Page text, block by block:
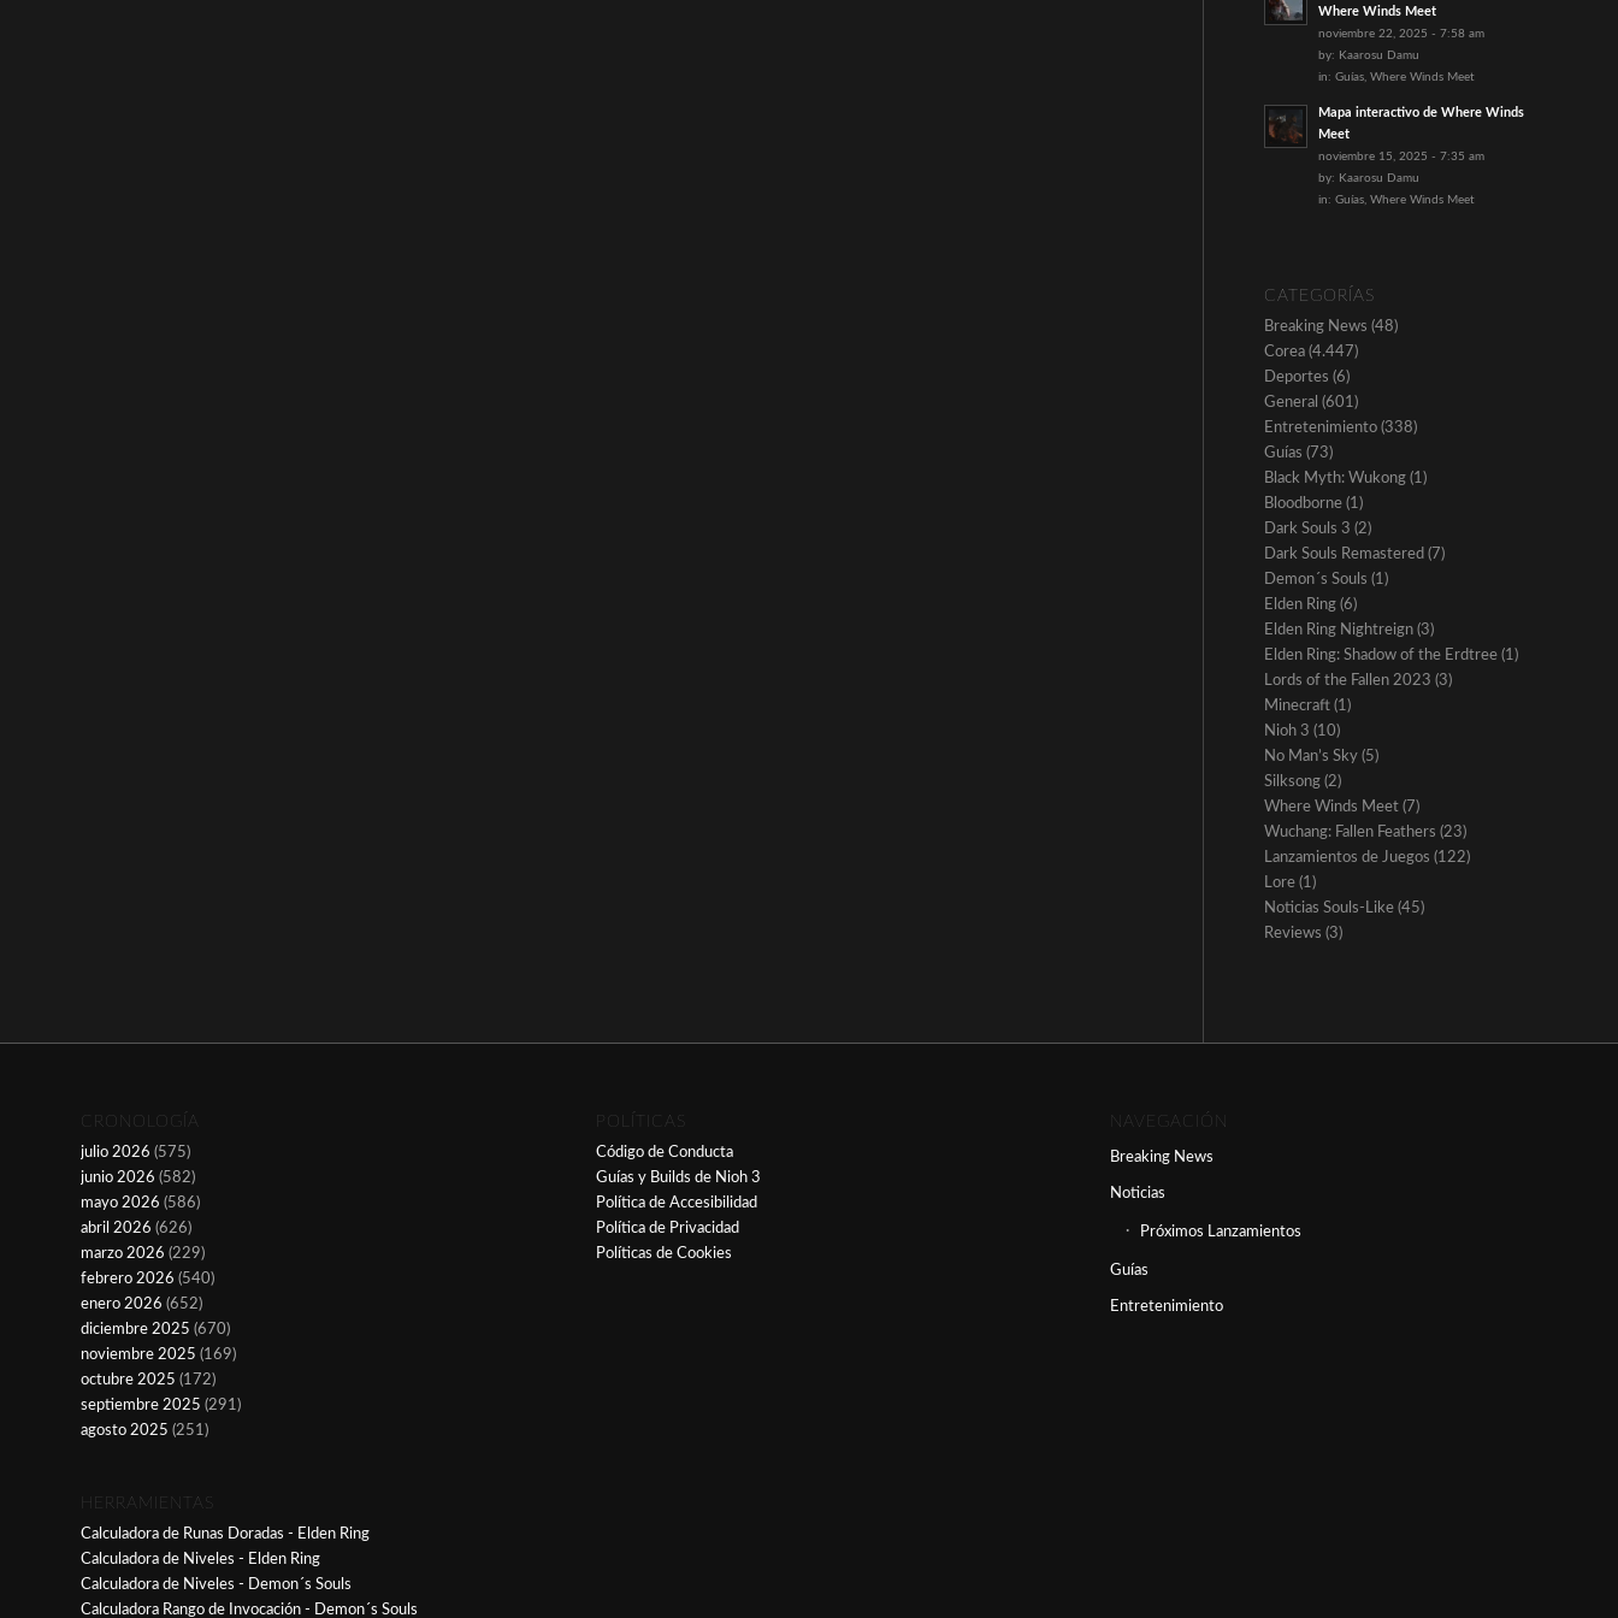
Where Winds Meet
noviembre 22, 2025 - 7:58 am
by: Kaarosu Damu
in: Guías, Where Winds Meet
Mapa interactivo de Where Winds
Meet
noviembre 15, 2025 - 7:35 am
by: Kaarosu Damu
in: Guías, Where Winds Meet
CATEGORÍAS
Breaking News (48)
Corea(4.447)
Deportes (6)
General (601)
Entretenimiento(338)
Guías (73)
Black Myth: Wukong(1)
Bloodborne(1)
Dark Souls 3 (2)
Dark Souls Remastered (7)
Demon´s Souls (1)
Elden Ring(6)
Elden Ring Nightreign(3)
Elden Ring: Shadow of the Erdtree(1)
Lords of the Fallen 2023 (3)
Minecraft(1)
Nioh 3 (10)
No Man’s Sky(5)
Silksong(2)
Where Winds Meet(7)
Wuchang: Fallen Feathers (23)
Lanzamientos de Juegos (122)
Lore(1)
Noticias Souls-Like(45)
Reviews (3)
CRONOLOGÍA
julio 2026 (575)
junio 2026 (582)
mayo 2026 (586)
abril 2026 (626)
marzo 2026 (229)
febrero 2026 (540)
enero 2026 (652)
diciembre 2025 (670)
noviembre 2025 (169)
octubre 2025 (172)
septiembre 2025 (291)
agosto 2025 (251)
HERRAMIENTAS
Calculadora de Runas Doradas - Elden Ring
Calculadora de Niveles - Elden Ring
Calculadora de Niveles - Demon´s Souls
Calculadora Rango de Invocación - Demon´s Souls
POLÍTICAS
Código de Conducta
Guías y Builds de Nioh 3
Política de Accesibilidad
Política de Privacidad
Políticas de Cookies
NAVEGACIÓN
Breaking News
Noticias
Próximos Lanzamientos
Guías
Entretenimiento